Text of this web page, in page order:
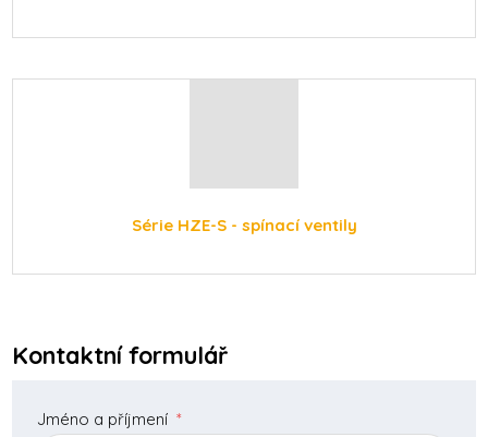
Série HZE-S - spínací ventily
Kontaktní formulář
Jméno a příjmení *